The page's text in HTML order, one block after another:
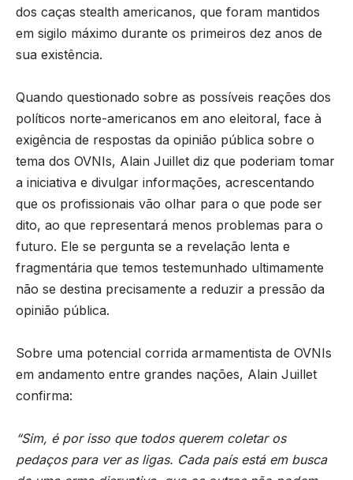
dos caças stealth americanos, que foram mantidos
em sigilo máximo durante os primeiros dez anos de
sua existência.
Quando questionado sobre as possíveis reações dos
políticos norte-americanos em ano eleitoral, face à
exigência de respostas da opinião pública sobre o
tema dos OVNIs, Alain Juillet diz que poderiam tomar
a iniciativa e divulgar informações, acrescentando
que os profissionais vão olhar para o que pode ser
dito, ao que representará menos problemas para o
futuro. Ele se pergunta se a revelação lenta e
fragmentária que temos testemunhado ultimamente
não se destina precisamente a reduzir a pressão da
opinião pública.
Sobre uma potencial corrida armamentista de OVNIs
em andamento entre grandes nações, Alain Juillet
confirma:
“Sim, é por isso que todos querem coletar os
pedaços para ver as ligas. Cada país está em busca